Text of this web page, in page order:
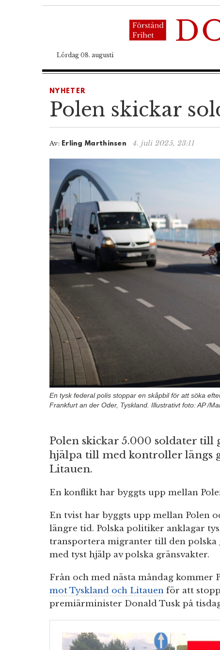
Lördag 08. augusti
NYHETER
Polen skickar
Av: Erling Marthinsen 4. juli 2025, 23:11
En tysk federal polis stoppar en skåpbil för att söka
Frankfurt an der Oder, Tyskland. Illustrativt foto: AP /
Polen skickar 5.000 soldater
hjälpa till med kontroller längs
Litauen.
En konflikt har byggts upp mellan
En tvist har byggts upp mellan Polen
längre tid. Polska politiker anklagar
transportera migranter till den polska
med tyst hjälp av polska gränsvakter.
Från och med nästa måndag kommer
mot Tyskland och Litauen för att
premiärminister Donald Tusk på